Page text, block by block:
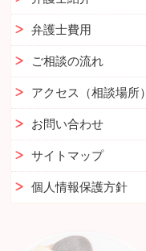
弁護士費用
ご相談の流れ
アクセス（相談場所）
お問い合わせ
サイトマップ
個人情報保護方針